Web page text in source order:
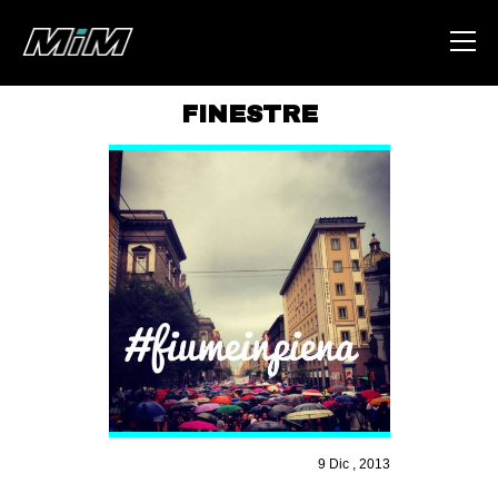
DEGENERAZIONE
GAZA FREESTYLE
CSOA LAMBRETTA
MSM
STUDENTI TSUNAMI
FINESTRE
9 Dic , 2013